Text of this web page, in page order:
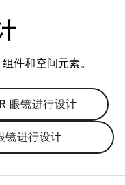
件和空间元素。
眼镜进行设计
镜进行设计